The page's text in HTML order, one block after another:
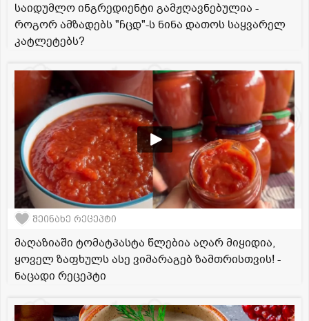
საიდუმლო ინგრედიენტი გამჟღავნებულია -
როგორ ამზადებს "ჩცდ"-ს ნინა დათოს საყვარელ
კატლეტებს?
შეინახე რეცეპტი
მაღაზიაში ტომატპასტა წლებია აღარ მიყიდია,
ყოველ ზაფხულს ასე ვიმარაგებ ზამთრისთვის! -
ნაცადი რეცეპტი